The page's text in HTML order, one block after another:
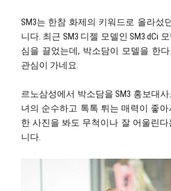
SM3는 한참 화제의 키워드로 올라섰
니다. 최근 SM3 디젤 모델인 SM3 dCi
심을 끌었는데, 박소담이 모델을 한
관심이 가네요.
르노삼성에서 박소담을 SM3 홍보대
녀의 순수하고 톡톡 튀는 매력이 좋
한 사진을 봐도 무척이나 잘 어울린
니다.